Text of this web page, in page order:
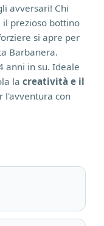
avversari! Chi
il prezioso bottino
si apre per
Barbanera.
anni in su. Ideale
la creatività e il
l'avventura con